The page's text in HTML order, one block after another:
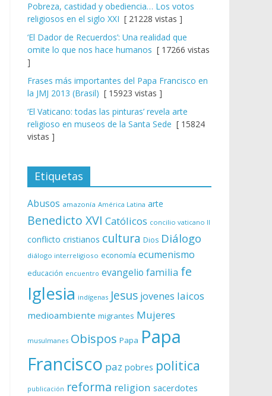
Pobreza, castidad y obediencia… Los votos
religiosos en el siglo XXI [ 21228 vistas ]
‘El Dador de Recuerdos’: Una realidad que
omite lo que nos hace humanos [ 17266 vistas
]
Frases más importantes del Papa Francisco en
la JMJ 2013 (Brasil) [ 15923 vistas ]
‘El Vaticano: todas las pinturas’ revela arte
religioso en museos de la Santa Sede [ 15824
vistas ]
Etiquetas
Abusos amazonía América Latina arte
Benedicto XVI Católicos concilio vaticano II
conflicto cristianos cultura Dios Diálogo
diálogo interreligioso economía ecumenismo
educación encuentro evangelio familia fe
Iglesia indígenas Jesus jovenes laicos
medioambiente migrantes Mujeres
musulmanes Obispos Papa Papa
Francisco paz pobres politica
publicación reforma religion sacerdotes